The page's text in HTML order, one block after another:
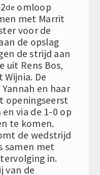
de omloop
met Marrit
voor de
de opslag
de strijd aan
uit Rens Bos,
De
en haar
openingseerst
via de 1-0 op
te komen.
de wedstrijd
samen met
in.
van de